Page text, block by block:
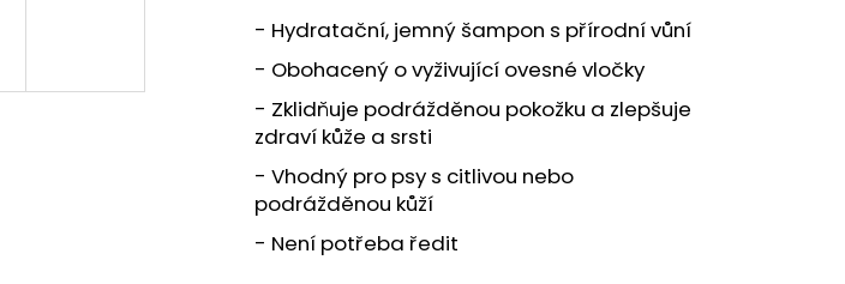
- Hydratační, jemný šampon s přírodní vůní
- Obohacený o vyživující ovesné vločky
- Zklidňuje podrážděnou pokožku a zlepšuje
zdraví kůže a srsti
- Vhodný pro psy s citlivou nebo
podrážděnou kůží
- Není potřeba ředit